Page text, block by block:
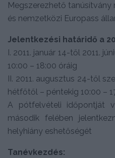
Megszerezhető tanúsítvány
és nemzetközi Europass
Jelentkezési határidő a
I. 2011. január 14-től 2011.
10:00 – 18:00 óráig
II. 2011. augusztus 24-től
hétfőtől – péntekig 10:00 –
A pótfelvételi időpontját
második felében
helyhiány eshetőségét
Tanévkezdés: